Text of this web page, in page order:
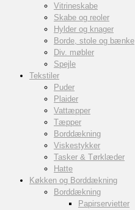
Vitrineskabe
Skabe og reoler
Hylder og knager
Borde, stole og bænke
Div. møbler
Spejle
Tekstiler
Puder
Plaider
Vattæpper
Tæpper
Borddækning
Viskestykker
Tasker & Tørklæder
Hatte
Køkken og Borddækning
Borddækning
Papirservietter